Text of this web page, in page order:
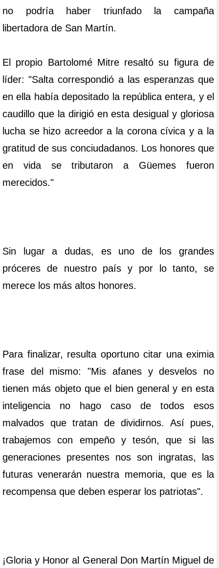
no podría haber triunfado la campaña
libertadora de San Martín.
El propio Bartolomé Mitre resaltó su figura de
líder: "Salta correspondió a las esperanzas que
en ella había depositado la república entera, y el
caudillo que la dirigió en esta desigual y gloriosa
lucha se hizo acreedor a la corona cívica y a la
gratitud de sus conciudadanos. Los honores que
en vida se tributaron a Güemes fueron
merecidos."
Sin lugar a dudas, es uno de los grandes
próceres de nuestro país y por lo tanto, se
merece los más altos honores.
Para finalizar, resulta oportuno citar una eximia
frase del mismo: "Mis afanes y desvelos no
tienen más objeto que el bien general y en esta
inteligencia no hago caso de todos esos
malvados que tratan de dividirnos. Así pues,
trabajemos con empeño y tesón, que si las
generaciones presentes nos son ingratas, las
futuras venerarán nuestra memoria, que es la
recompensa que deben esperar los patriotas".
¡Gloria y Honor al General Don Martín Miguel de